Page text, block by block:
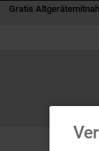
Gratis
mikrowelle